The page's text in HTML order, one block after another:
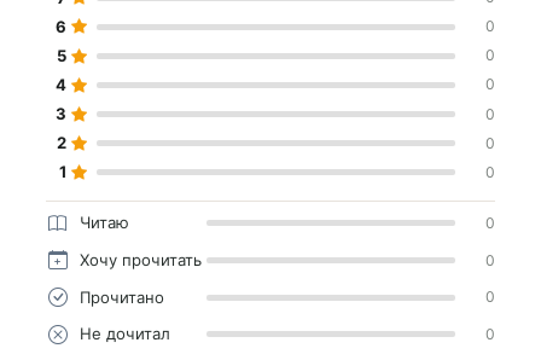
6 0
5 0
4 0
3 0
2 0
1 0
Читаю 0
Хочу прочитать 0
Прочитано 0
Не дочитал 0